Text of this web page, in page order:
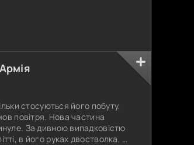
стосуються його побуту,
повітря. Нова частина
За дивною випадковістю
в його руках двостволка, і